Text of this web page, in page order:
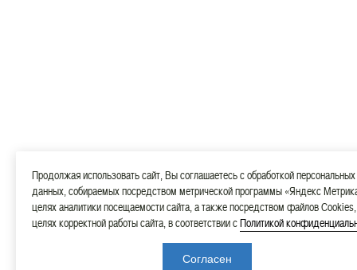
Продолжая использовать сайт, Вы соглашаетесь с обработкой персональных
данных, собираемых посредством метрической программы «Яндекс
целях аналитики посещаемости сайта, а также посредством файлов
целях корректной работы сайта, в соответствии сПолитикой
Согласен